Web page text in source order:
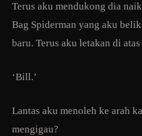
Terus aku mendukong dia
Bag Spiderman yang aku
baru. Terus aku letakan di
‘Bill.’
Lantas aku menoleh ke arah
mengigau?